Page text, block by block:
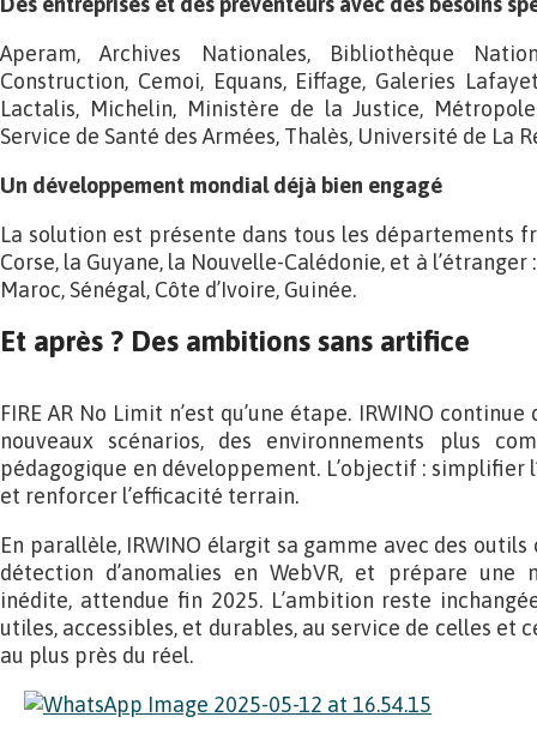
Aperam, Archives Nationales, Bibliothèque
Construction, Cemoi, Equans, Eiffage, Galeries
Lactalis, Michelin, Ministère de la Justice,
Service de Santé des Armées, Thalès, Université de La
Un développement mondial déjà bien engagé
La solution est présente dans tous les départements
Corse, la Guyane, la Nouvelle-Calédonie, et à l’étranger
Maroc, Sénégal, Côte d’Ivoire, Guinée.
Et après ? Des ambitions sans artifice
FIRE AR No Limit n’est qu’une étape. IRWINO
nouveaux scénarios, des environnements plus
pédagogique en développement. L’objectif : simplifier
et renforcer l’efficacité terrain.
En parallèle, IRWINO élargit sa gamme avec des outils
détection d’anomalies en WebVR, et prépare une
inédite, attendue fin 2025. L’ambition reste
utiles, accessibles, et durables, au service de celles et
au plus près du réel.